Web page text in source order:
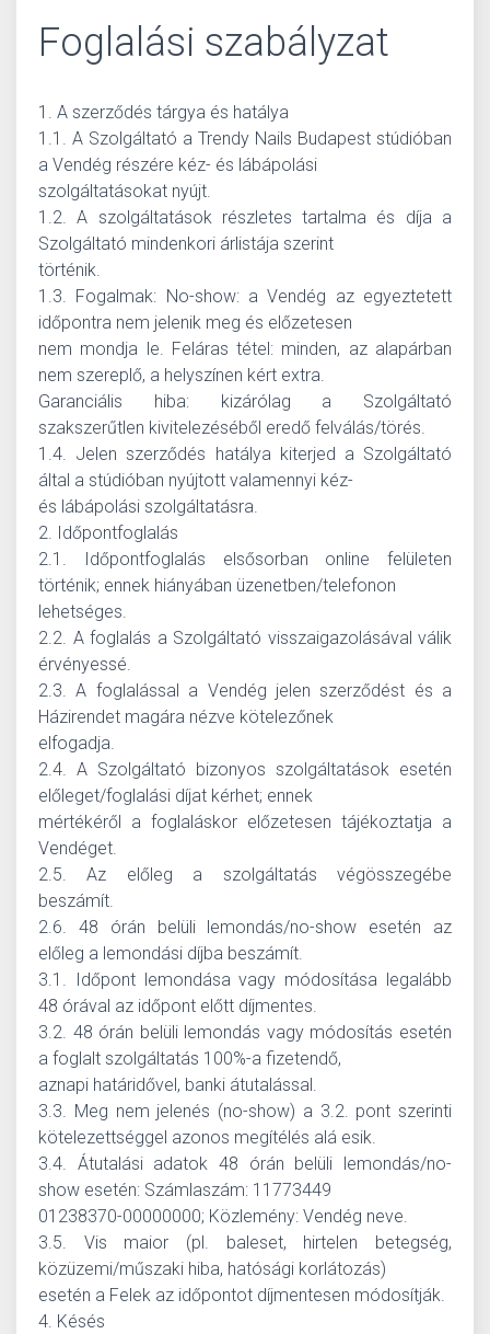
Foglalási szabályzat
1. A szerződés tárgya és hatálya
1.1. A Szolgáltató a Trendy Nails Budapest stúdióban
a Vendég részére kéz- és lábápolási
szolgáltatásokat nyújt.
1.2. A szolgáltatások részletes tartalma és díja a
Szolgáltató mindenkori árlistája szerint
történik.
1.3. Fogalmak: No-show: a Vendég az egyeztetett
időpontra nem jelenik meg és előzetesen
nem mondja le. Feláras tétel: minden, az alapárban
nem szereplő, a helyszínen kért extra.
Garanciális hiba: kizárólag a Szolgáltató
szakszerűtlen kivitelezéséből eredő felválás/törés.
1.4. Jelen szerződés hatálya kiterjed a Szolgáltató
által a stúdióban nyújtott valamennyi kéz-
és lábápolási szolgáltatásra.
2. Időpontfoglalás
2.1. Időpontfoglalás elsősorban online felületen
történik; ennek hiányában üzenetben/telefonon
lehetséges.
2.2. A foglalás a Szolgáltató visszaigazolásával válik
érvényessé.
2.3. A foglalással a Vendég jelen szerződést és a
Házirendet magára nézve kötelezőnek
elfogadja.
2.4. A Szolgáltató bizonyos szolgáltatások esetén
előleget/foglalási díjat kérhet; ennek
mértékéről a foglaláskor előzetesen tájékoztatja a
Vendéget.
2.5. Az előleg a szolgáltatás végösszegébe
beszámít.
2.6. 48 órán belüli lemondás/no-show esetén az
előleg a lemondási díjba beszámít.
3.1. Időpont lemondása vagy módosítása legalább
48 órával az időpont előtt díjmentes.
3.2. 48 órán belüli lemondás vagy módosítás esetén
a foglalt szolgáltatás 100%-a fizetendő,
aznapi határidővel, banki átutalással.
3.3. Meg nem jelenés (no-show) a 3.2. pont szerinti
kötelezettséggel azonos megítélés alá esik.
3.4. Átutalási adatok 48 órán belüli lemondás/no-
show esetén: Számlaszám: 11773449
01238370-00000000; Közlemény: Vendég neve.
3.5. Vis maior (pl. baleset, hirtelen betegség,
közüzemi/műszaki hiba, hatósági korlátozás)
esetén a Felek az időpontot díjmentesen módosítják.
4. Késés